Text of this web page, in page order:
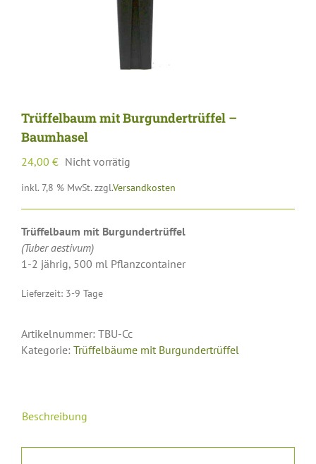
Trüffelbaum mit Burgundertrüffel –
Baumhasel
24,00 € Nicht vorrätig
inkl. 7,8 % MwSt. zzgl.Versandkosten
Trüffelbaum mit Burgundertrüffel
(Tuber aestivum)
1-2 jährig, 500 ml Pflanzcontainer
Lieferzeit: 3-9 Tage
Artikelnummer: TBU-Cc
Kategorie: Trüffelbäume mit Burgundertrüffel
Beschreibung